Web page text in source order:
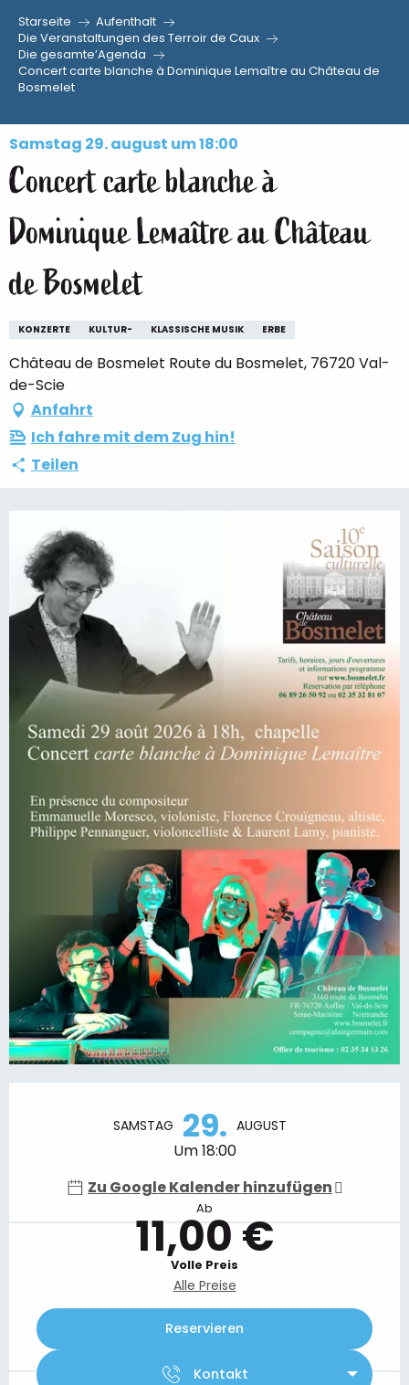
Aller
contenu
Starseite
Aufenthalt
Die Veranstaltungen des Terroir de Caux
Die gesamte’Agenda
Concert carte blanche à Dominique Lemaître au Château de
Bosmelet
Samstag 29. august um 18:00
Concert carte blanche à
Dominique Lemaître au Château
de Bosmelet
KONZERTE KULTUR- KLASSISCHE MUSIK ERBE
Château de Bosmelet Route du Bosmelet, 76720 Val-
de-Scie
Anfahrt
Ich fahre mit dem Zug hin!
Teilen
SAMSTAG 29. AUGUST
Um 18:00
Zu Google Kalender hinzufügen
Ab
11,00 €
Volle Preis
Alle Preise
Reservieren
Kontakt